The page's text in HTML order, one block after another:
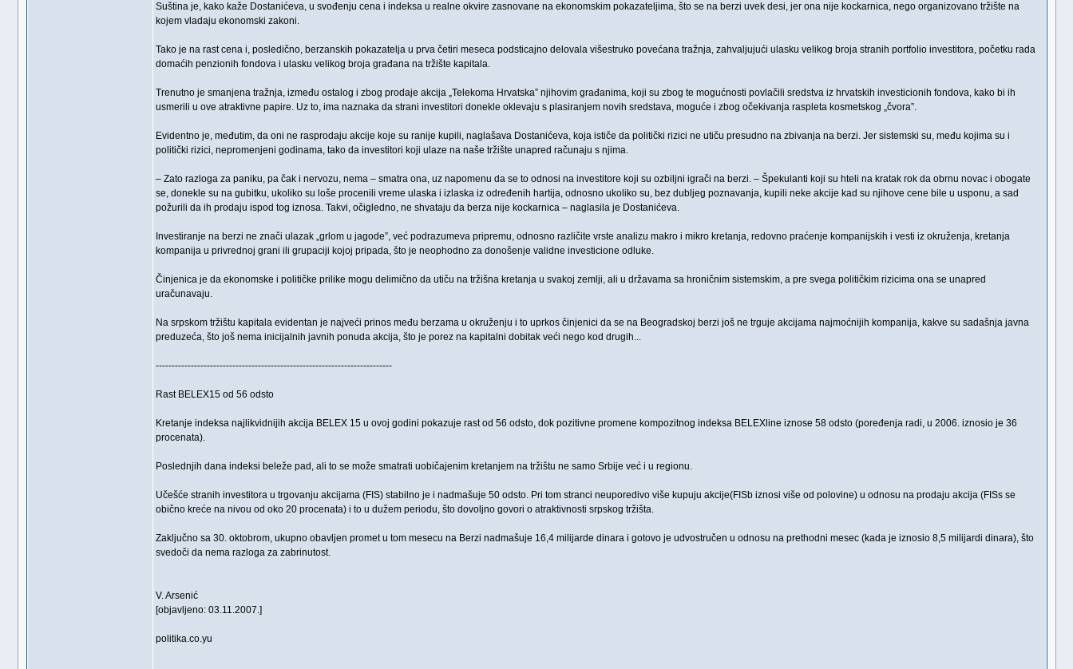
Suština je, kako kaže Dostanićeva, u svođenju cena i indeksa u realne okvire zasnovane na ekonomskim pokazateljima, što se na berzi uvek desi, jer ona nije kockarnica, nego organizovano tržište na
kojem vladaju ekonomski zakoni.
Tako je na rast cena i, posledično, berzanskih pokazatelja u prva četiri meseca podsticajno delovala višestruko povećana tražnja, zahvaljujući ulasku velikog broja stranih portfolio investitora, početku rada
domaćih penzionih fondova i ulasku velikog broja građana na tržište kapitala.
Trenutno je smanjena tražnja, između ostalog i zbog prodaje akcija „Telekoma Hrvatska” njihovim građanima, koji su zbog te mogućnosti povlačili sredstva iz hrvatskih investicionih fondova, kako bi ih
usmerili u ove atraktivne papire. Uz to, ima naznaka da strani investitori donekle oklevaju s plasiranjem novih sredstava, moguće i zbog očekivanja raspleta kosmetskog „čvora”.
Evidentno je, međutim, da oni ne rasprodaju akcije koje su ranije kupili, naglašava Dostanićeva, koja ističe da politički rizici ne utiču presudno na zbivanja na berzi. Jer sistemski su, među kojima su i
politički rizici, nepromenjeni godinama, tako da investitori koji ulaze na naše tržište unapred računaju s njima.
– Zato razloga za paniku, pa čak i nervozu, nema – smatra ona, uz napomenu da se to odnosi na investitore koji su ozbiljni igrači na berzi. – Špekulanti koji su hteli na kratak rok da obrnu novac i obogate
se, donekle su na gubitku, ukoliko su loše procenili vreme ulaska i izlaska iz određenih hartija, odnosno ukoliko su, bez dubljeg poznavanja, kupili neke akcije kad su njihove cene bile u usponu, a sad
požurili da ih prodaju ispod tog iznosa. Takvi, očigledno, ne shvataju da berza nije kockarnica – naglasila je Dostanićeva.
Investiranje na berzi ne znači ulazak „grlom u jagode”, već podrazumeva pripremu, odnosno različite vrste analizu makro i mikro kretanja, redovno praćenje kompanijskih i vesti iz okruženja, kretanja
kompanija u privrednoj grani ili grupaciji kojoj pripada, što je neophodno za donošenje validne investicione odluke.
Činjenica je da ekonomske i političke prilike mogu delimično da utiču na tržišna kretanja u svakoj zemlji, ali u državama sa hroničnim sistemskim, a pre svega političkim rizicima ona se unapred
uračunavaju.
Na srpskom tržištu kapitala evidentan je najveći prinos među berzama u okruženju i to uprkos činjenici da se na Beogradskoj berzi još ne trguje akcijama najmoćnijih kompanija, kakve su sadašnja javna
preduzeća, što još nema inicijalnih javnih ponuda akcija, što je porez na kapitalni dobitak veći nego kod drugih...
--------------------------------------------------------------------------
Rast BELEX15 od 56 odsto
Kretanje indeksa najlikvidnijih akcija BELEX 15 u ovoj godini pokazuje rast od 56 odsto, dok pozitivne promene kompozitnog indeksa BELEXline iznose 58 odsto (poređenja radi, u 2006. iznosio je 36
procenata).
Poslednjih dana indeksi beleže pad, ali to se može smatrati uobičajenim kretanjem na tržištu ne samo Srbije već i u regionu.
Učešće stranih investitora u trgovanju akcijama (FIS) stabilno je i nadmašuje 50 odsto. Pri tom stranci neuporedivo više kupuju akcije(FISb iznosi više od polovine) u odnosu na prodaju akcija (FISs se
obično kreće na nivou od oko 20 procenata) i to u dužem periodu, što dovoljno govori o atraktivnosti srpskog tržišta.
Zaključno sa 30. oktobrom, ukupno obavljen promet u tom mesecu na Berzi nadmašuje 16,4 milijarde dinara i gotovo je udvostručen u odnosu na prethodni mesec (kada je iznosio 8,5 milijardi dinara), što
svedoči da nema razloga za zabrinutost.
V. Arsenić
[objavljeno: 03.11.2007.]
politika.co.yu